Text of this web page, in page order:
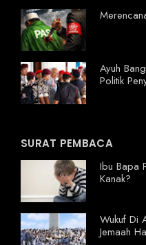
Ayuh
Politik
SURAT PEMBACA
Ibu Bapa
Kanak?
Wukuf Di
Jemaah